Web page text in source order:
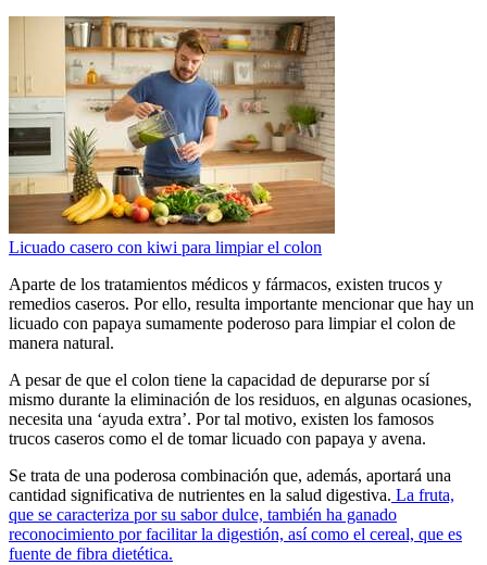
Licuado casero con kiwi para limpiar el colon
Aparte de los tratamientos médicos y fármacos, existen trucos y
remedios caseros. Por ello, resulta importante mencionar que hay un
licuado con papaya sumamente poderoso para limpiar el colon de
manera natural.
A pesar de que el colon tiene la capacidad de depurarse por sí
mismo durante la eliminación de los residuos, en algunas ocasiones,
necesita una ‘ayuda extra’. Por tal motivo, existen los famosos
trucos caseros como el de tomar licuado con papaya y avena.
Se trata de una poderosa combinación que, además, aportará una
cantidad significativa de nutrientes en la salud digestiva. La fruta,
que se caracteriza por su sabor dulce, también ha ganado
reconocimiento por facilitar la digestión, así como el cereal, que es
fuente de fibra dietética.